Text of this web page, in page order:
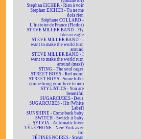
Stephan EICHER - Rien à voir
Stephan EICHER - Tu ne me
dois rien
Stéphane COLLARO -
L'histoire de France (Flodor)
STEVE MILLER BAND - Fly
like an eagle
STEVE MILLER BAND - I
want to make the world turn
around
STEVE MILLER BAND - I
want to make the world turn
around (maxi)
STING - The soul cages
STREET BOYS - Red moon
STREET BOYS - Some folks
(come bring your love to me)
STYLISTICS - You are
beautiful
SUGARCUBES - Deus
SUGARCUBES - Hit [White
Label]
SUNSHINE - Come back baby
SWITCH - Switch it baby
SYLVIA - Automatic lover
TÉLÉPHONE - New York avec
toi
TÉTINES NOIRES - Streap